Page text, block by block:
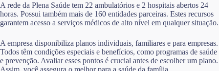
A rede da Plena Saúde tem 22 ambulatórios e 2 hospitais abertos 24
horas. Possui também mais de 160 entidades parceiras. Estes recursos
garantem acesso a serviços médicos de alto nível em qualquer situação.
A empresa disponibiliza planos individuais, familiares e para empresas.
Todos têm condições especiais e benefícios, como programas de saúde
e prevenção. Avaliar esses pontos é crucial antes de escolher um plano.
Assim, você assegura o melhor para a saúde da família.